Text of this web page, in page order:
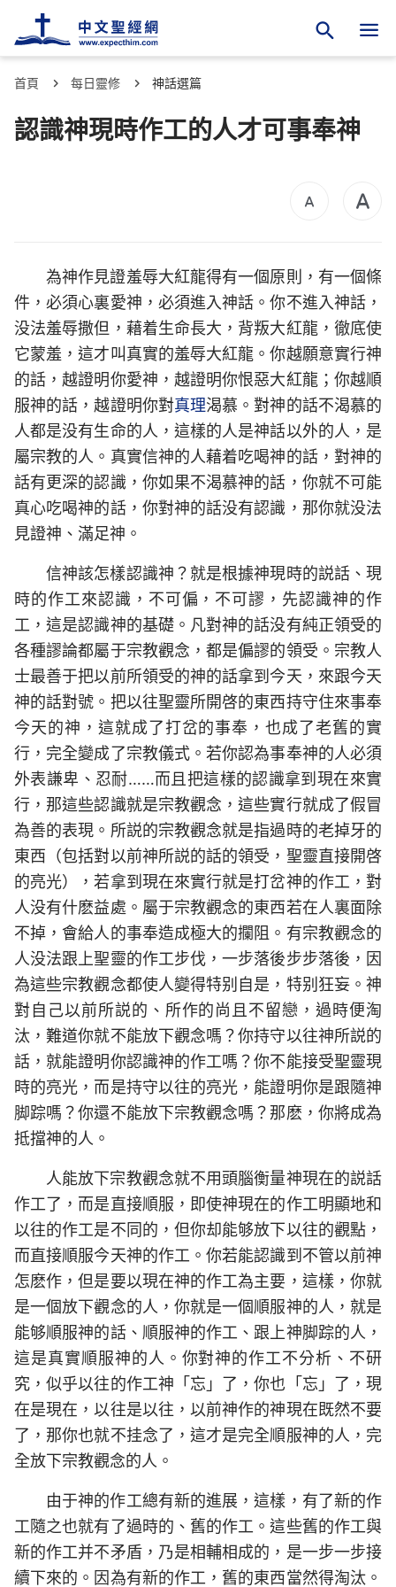
首頁 每日靈修 神話選篇
認識神現時作工的人才可事奉神
為神作見證羞辱大紅龍得有一個原則，有一個條
件，必須心裏愛神，必須進入神話。你不進入神話，
没法羞辱撒但，藉着生命長大，背叛大紅龍，徹底使
它蒙羞，這才叫真實的羞辱大紅龍。你越願意實行神
的話，越證明你愛神，越證明你恨惡大紅龍；你越順
服神的話，越證明你對真理渴慕。對神的話不渴慕的
人都是没有生命的人，這樣的人是神話以外的人，是
屬宗教的人。真實信神的人藉着吃喝神的話，對神的
話有更深的認識，你如果不渴慕神的話，你就不可能
真心吃喝神的話，你對神的話没有認識，那你就没法
見證神、滿足神。
信神該怎樣認識神？就是根據神現時的説話、現
時的作工來認識，不可偏，不可謬，先認識神的作
工，這是認識神的基礎。凡對神的話没有純正領受的
各種謬論都屬于宗教觀念，都是偏謬的領受。宗教人
士最善于把以前所領受的神的話拿到今天，來跟今天
神的話對號。把以往聖靈所開啓的東西持守住來事奉
今天的神，這就成了打岔的事奉，也成了老舊的實
行，完全變成了宗教儀式。若你認為事奉神的人必須
外表謙卑、忍耐……而且把這樣的認識拿到現在來實
行，那這些認識就是宗教觀念，這些實行就成了假冒
為善的表現。所説的宗教觀念就是指過時的老掉牙的
東西（包括對以前神所説的話的領受，聖靈直接開啓
的亮光），若拿到現在來實行就是打岔神的作工，對
人没有什麽益處。屬于宗教觀念的東西若在人裏面除
不掉，會給人的事奉造成極大的攔阻。有宗教觀念的
人没法跟上聖靈的作工步伐，一步落後步步落後，因
為這些宗教觀念都使人變得特别自是，特别狂妄。神
對自己以前所説的、所作的尚且不留戀，過時便淘
汰，難道你就不能放下觀念嗎？你持守以往神所説的
話，就能證明你認識神的作工嗎？你不能接受聖靈現
時的亮光，而是持守以往的亮光，能證明你是跟隨神
脚踪嗎？你還不能放下宗教觀念嗎？那麽，你將成為
抵擋神的人。
人能放下宗教觀念就不用頭腦衡量神現在的説話
作工了，而是直接順服，即使神現在的作工明顯地和
以往的作工是不同的，但你却能够放下以往的觀點，
而直接順服今天神的作工。你若能認識到不管以前神
怎麽作，但是要以現在神的作工為主要，這樣，你就
是一個放下觀念的人，你就是一個順服神的人，就是
能够順服神的話、順服神的作工、跟上神脚踪的人，
這是真實順服神的人。你對神的作工不分析、不研
究，似乎以往的作工神「忘」了，你也「忘」了，現
在是現在，以往是以往，以前神作的神現在既然不要
了，那你也就不挂念了，這才是完全順服神的人，完
全放下宗教觀念的人。
由于神的作工總有新的進展，這樣，有了新的作
工隨之也就有了過時的、舊的作工。這些舊的作工與
新的作工并不矛盾，乃是相輔相成的，是一步一步接
續下來的。因為有新的作工，舊的東西當然得淘汰。